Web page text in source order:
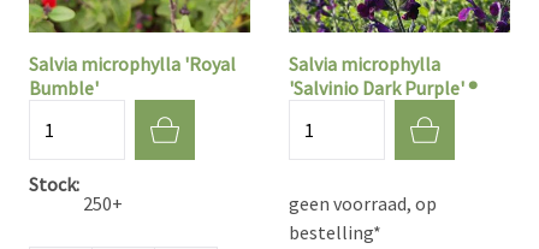
Salvia microphylla 'Royal
Bumble'
Stock
250+
Salvia microphylla
'Salvinio Dark Purple' ®
geen voorraad, op
bestelling*